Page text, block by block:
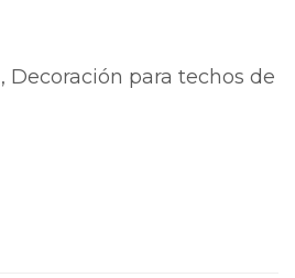
, Decoración para techos de